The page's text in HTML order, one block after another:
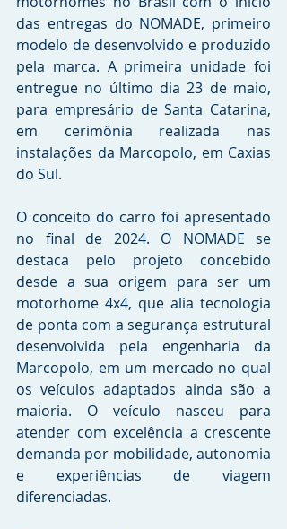
das entregas do NOMADE, primeiro
modelo de desenvolvido e produzido
pela marca. A primeira unidade foi
entregue no último dia 23 de maio,
para empresário de Santa Catarina,
em cerimônia realizada nas
instalações da Marcopolo, em Caxias
do Sul.
O conceito do carro foi apresentado
no final de 2024. O NOMADE se
destaca pelo projeto concebido
desde a sua origem para ser um
motorhome 4x4, que alia tecnologia
de ponta com a segurança estrutural
desenvolvida pela engenharia da
Marcopolo, em um mercado no qual
os veículos adaptados ainda são a
maioria. O veículo nasceu para
atender com excelência a crescente
demanda por mobilidade, autonomia
e experiências de viagem
diferenciadas.